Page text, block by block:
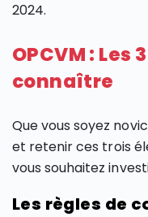
2024.
OPCVM : Les
connaître
Que vous soyez
et retenir ces trois
vous souhaitez
Les règles de